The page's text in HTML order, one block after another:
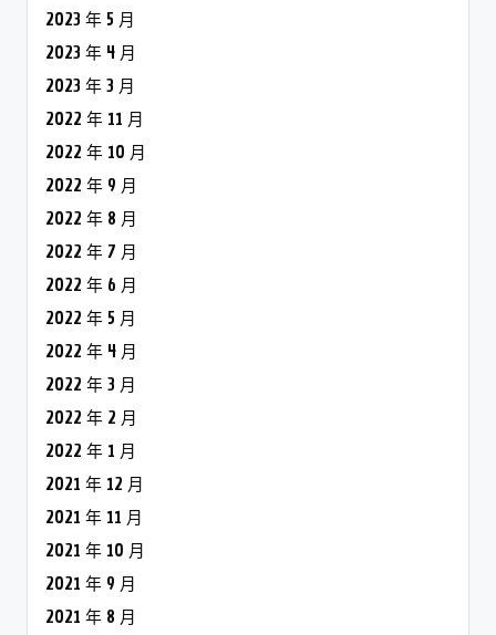
2023 年 5 月
2023 年 4 月
2023 年 3 月
2022 年 11 月
2022 年 10 月
2022 年 9 月
2022 年 8 月
2022 年 7 月
2022 年 6 月
2022 年 5 月
2022 年 4 月
2022 年 3 月
2022 年 2 月
2022 年 1 月
2021 年 12 月
2021 年 11 月
2021 年 10 月
2021 年 9 月
2021 年 8 月